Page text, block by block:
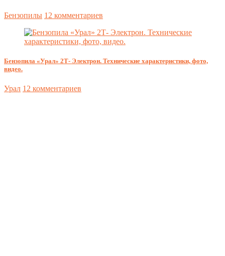
Бензопилы 12 комментариев
Бензопила «Урал» 2Т- Электрон. Технические характеристики, фото,
видео.
Урал 12 комментариев